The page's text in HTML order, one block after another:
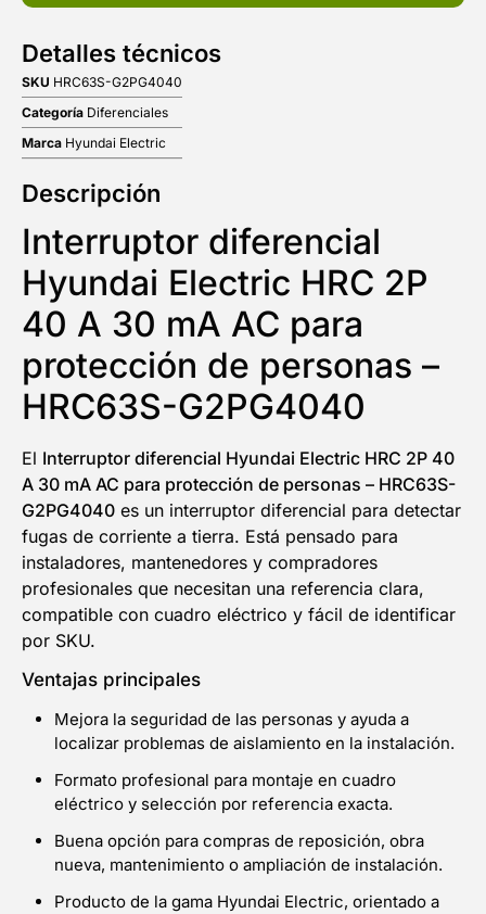
Detalles técnicos
SKU HRC63S-G2PG4040
Categoría Diferenciales
Marca Hyundai Electric
Descripción
Interruptor diferencial
Hyundai Electric HRC 2P
40 A 30 mA AC para
protección de personas –
HRC63S-G2PG4040
El Interruptor diferencial Hyundai Electric HRC 2P 40
A 30 mA AC para protección de personas – HRC63S-
G2PG4040 es un interruptor diferencial para detectar
fugas de corriente a tierra. Está pensado para
instaladores, mantenedores y compradores
profesionales que necesitan una referencia clara,
compatible con cuadro eléctrico y fácil de identificar
por SKU.
Ventajas principales
Mejora la seguridad de las personas y ayuda a
localizar problemas de aislamiento en la instalación.
Formato profesional para montaje en cuadro
eléctrico y selección por referencia exacta.
Buena opción para compras de reposición, obra
nueva, mantenimiento o ampliación de instalación.
Producto de la gama Hyundai Electric, orientado a